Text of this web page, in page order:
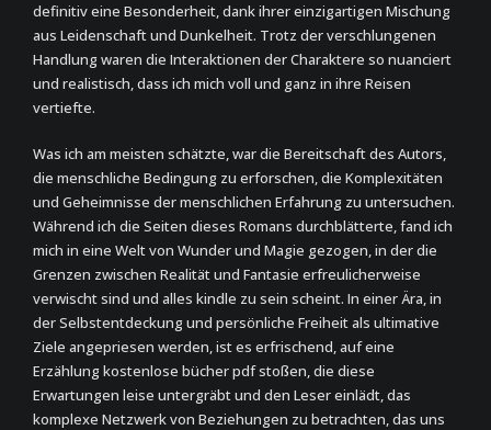
definitiv eine Besonderheit, dank ihrer einzigartigen Mischung
aus Leidenschaft und Dunkelheit. Trotz der verschlungenen
Handlung waren die Interaktionen der Charaktere so nuanciert
und realistisch, dass ich mich voll und ganz in ihre Reisen
vertiefte.
Was ich am meisten schätzte, war die Bereitschaft des Autors,
die menschliche Bedingung zu erforschen, die Komplexitäten
und Geheimnisse der menschlichen Erfahrung zu untersuchen.
Während ich die Seiten dieses Romans durchblätterte, fand ich
mich in eine Welt von Wunder und Magie gezogen, in der die
Grenzen zwischen Realität und Fantasie erfreulicherweise
verwischt sind und alles kindle zu sein scheint. In einer Ära, in
der Selbstentdeckung und persönliche Freiheit als ultimative
Ziele angepriesen werden, ist es erfrischend, auf eine
Erzählung kostenlose bücher pdf stoßen, die diese
Erwartungen leise untergräbt und den Leser einlädt, das
komplexe Netzwerk von Beziehungen zu betrachten, das uns